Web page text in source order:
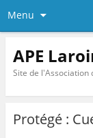
Menu
APE
Site de l'Association
Protégé :